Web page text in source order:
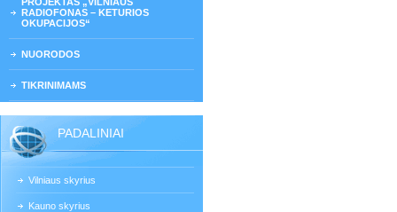
RADIOFONAS – KETURIOS
OKUPACIJOS“
NUORODOS
TIKRINIMAMS
PADALINIAI
Vilniaus skyrius
Kauno skyrius